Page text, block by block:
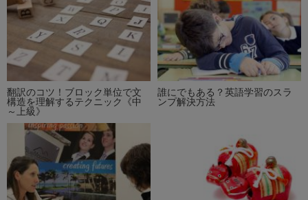
翻訳のコツ！ブロック単位で文
構造を理解するテクニック《中
～上級》
誰にでもある？英語学習のスラ
ンプ解決方法